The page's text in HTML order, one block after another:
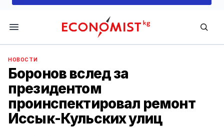
Economist.kg
НОВОСТИ
Боронов вслед за
президентом
проинспектировал ремонт
Иссык-Кульских улиц